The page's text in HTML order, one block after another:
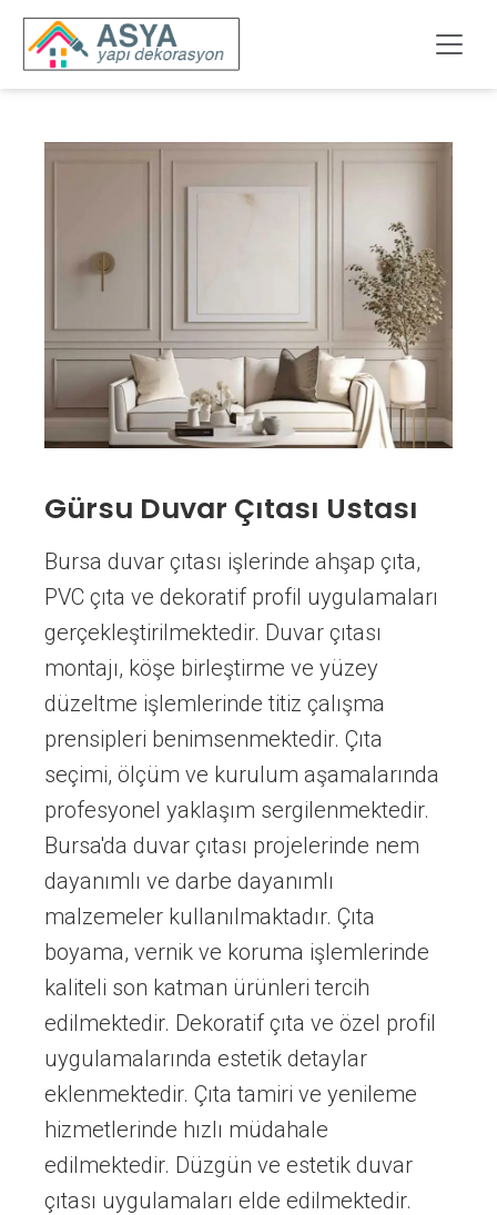
Gürsu Duvar Çıtası Ustası
Bursa duvar çıtası işlerinde ahşap çıta,
PVC çıta ve dekoratif profil uygulamaları
gerçekleştirilmektedir. Duvar çıtası
montajı, köşe birleştirme ve yüzey
düzeltme işlemlerinde titiz çalışma
prensipleri benimsenmektedir. Çıta
seçimi, ölçüm ve kurulum aşamalarında
profesyonel yaklaşım sergilenmektedir.
Bursa'da duvar çıtası projelerinde nem
dayanımlı ve darbe dayanımlı
malzemeler kullanılmaktadır. Çıta
boyama, vernik ve koruma işlemlerinde
kaliteli son katman ürünleri tercih
edilmektedir. Dekoratif çıta ve özel profil
uygulamalarında estetik detaylar
eklenmektedir. Çıta tamiri ve yenileme
hizmetlerinde hızlı müdahale
edilmektedir. Düzgün ve estetik duvar
çıtası uygulamaları elde edilmektedir.